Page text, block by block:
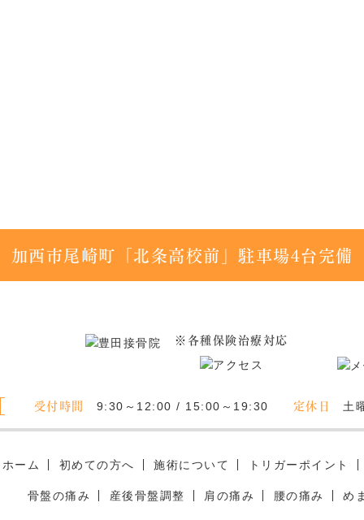
加西市尾崎町「北条高校前」駐車場4台完備
※各種保険治療対応
受付時間 9:30～12:00 / 15:00～19:30 定休日 土
ホーム 初めての方へ 施術について トリガーポイント
骨盤の痛み 産後骨盤調整 肩の痛み 腰の痛み め